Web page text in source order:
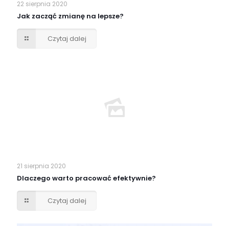
22 sierpnia 2020
Jak zacząć zmianę na lepsze?
Czytaj dalej
21 sierpnia 2020
Dlaczego warto pracować efektywnie?
Czytaj dalej